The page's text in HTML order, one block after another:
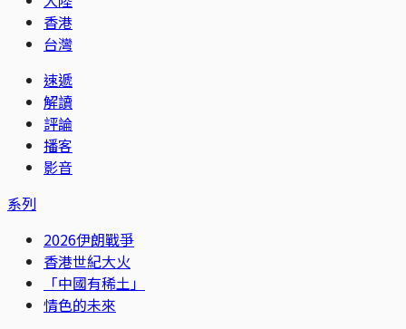
香港
台灣
速遞
解讀
評論
播客
影音
系列
2026伊朗戰爭
香港世紀大火
「中國有稀土」
情色的未來